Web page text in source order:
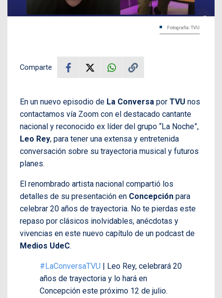
Fotografía: TVU
Comparte
En un nuevo episodio de La Conversa por TVU nos
contactamos vía Zoom con el destacado cantante
nacional y reconocido ex líder del grupo “La Noche”,
Leo Rey, para tener una extensa y entretenida
conversación sobre su trayectoria musical y futuros
planes.
El renombrado artista nacional compartió los
detalles de su presentación en Concepción para
celebrar 20 años de trayectoria. No te pierdas este
repaso por clásicos inolvidables, anécdotas y
vivencias en este nuevo capítulo de un podcast de
Medios UdeC.
#LaConversaTVU | Leo Rey, celebrará 20
años de trayectoria y lo hará en
Concepción este próximo 12 de julio.